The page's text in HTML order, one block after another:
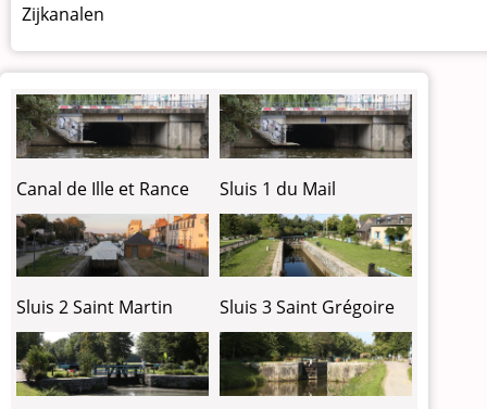
Zijkanalen
Canal de Ille et Rance Sluis 1 du Mail
Sluis 2 Saint Martin Sluis 3 Saint Grégoire